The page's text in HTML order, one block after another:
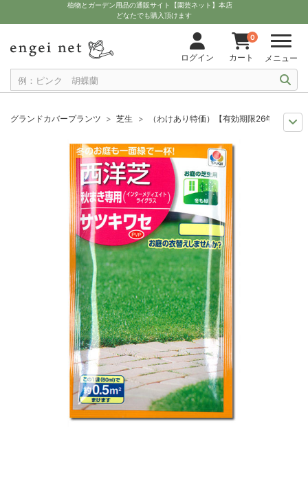
植物とガーデン用品の通販サイト【園芸ネット】本店
どなたでも購入頂けます
ログイン
0
カート メニュー
グランドカバープランツ 芝生
（わけあり特価）【有効期限26年06月】
わけあり特価
（わけあり特価）【有効期限26年06月】芝の種（
まき時から探そう
草花の種 10月 （わけあり特価）【有効期限26年